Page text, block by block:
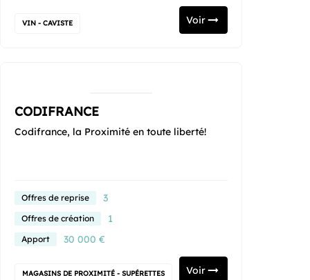
VIN - CAVISTE Voir
CODIFRANCE
Codifrance, la Proximité en toute liberté!
Offres de reprise 3
Offres de création 1
Apport 30 000 €
MAGASINS DE PROXIMITÉ - SUPÉRETTES Voir